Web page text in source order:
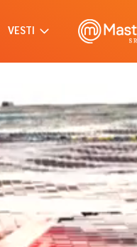
VESTI